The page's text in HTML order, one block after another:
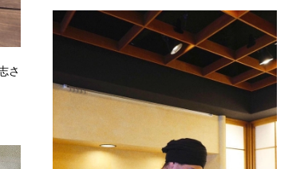
さ